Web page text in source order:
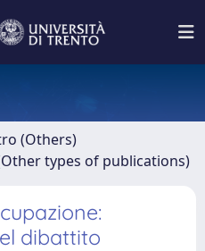
(Others)
types of publications)
dibattito